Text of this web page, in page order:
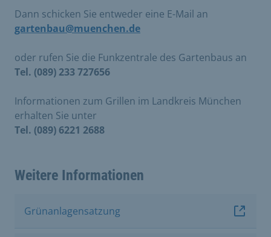
Dann schicken Sie entweder eine E-Mail an
gartenbau@muenchen.de
oder rufen Sie die Funkzentrale des Gartenbaus an
Tel. (089) 233 727656
Informationen zum Grillen im Landkreis München
erhalten Sie unter
Tel. (089) 6221 2688
Weitere Informationen
Grünanlagensatzung